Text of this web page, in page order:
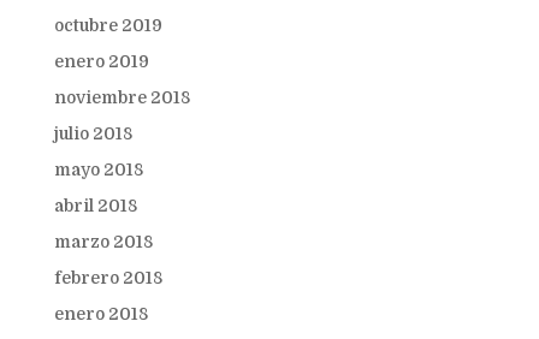
octubre 2019
enero 2019
noviembre 2018
julio 2018
mayo 2018
abril 2018
marzo 2018
febrero 2018
enero 2018